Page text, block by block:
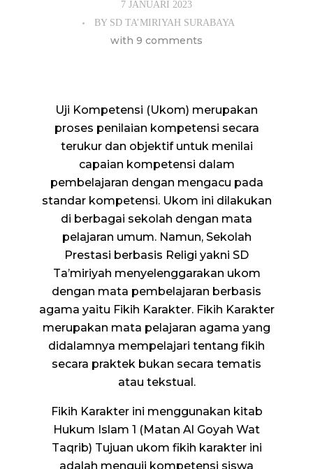
7 JANUARI 2023
BY SD TA’MIRIYAH SURABAYA
with 9 comments
Uji Kompetensi (Ukom) merupakan
proses penilaian kompetensi secara
terukur dan objektif untuk menilai
capaian kompetensi dalam
pembelajaran dengan mengacu pada
standar kompetensi. Ukom ini dilakukan
di berbagai sekolah dengan mata
pelajaran umum. Namun, Sekolah
Prestasi berbasis Religi yakni SD
Ta’miriyah menyelenggarakan ukom
dengan mata pembelajaran berbasis
agama yaitu Fikih Karakter. Fikih Karakter
merupakan mata pelajaran agama yang
didalamnya mempelajari tentang fikih
secara praktek bukan secara tematis
atau tekstual.
Fikih Karakter ini menggunakan kitab
Hukum Islam 1 (Matan Al Goyah Wat
Taqrib) Tujuan ukom fikih karakter ini
adalah menguji kompetensi siswa